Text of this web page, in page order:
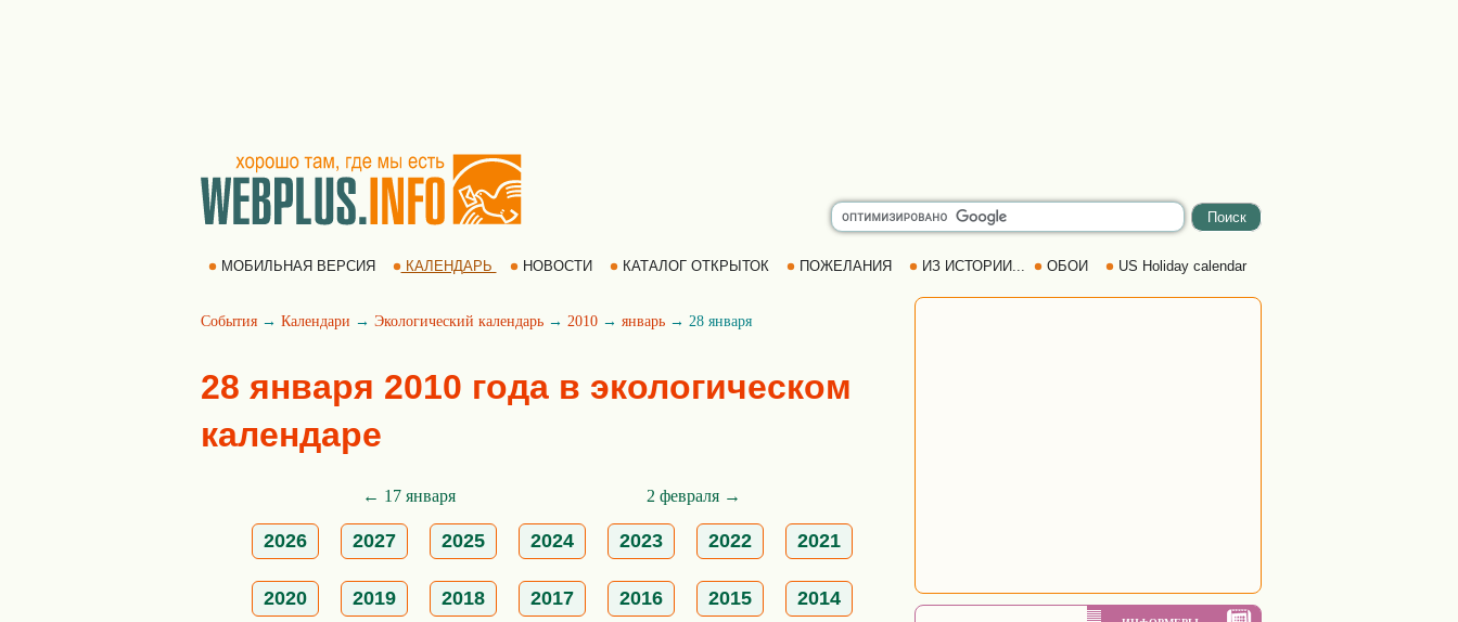
МОБИЛЬНАЯ ВЕРСИЯ КАЛЕНДАРЬ НОВОСТИ КАТАЛОГ ОТКРЫТОК ПОЖЕЛАНИЯ ИЗ ИСТОРИИ... ОБОИ US Holiday calendar
События → Календари → Экологический календарь → 2010 → январь → 28 января
28 января 2010 года в экологическом
календаре
← 17 января 2 февраля →
2026 2027 2025 2024 2023 2022 2021
2020 2019 2018 2017 2016 2015 2014